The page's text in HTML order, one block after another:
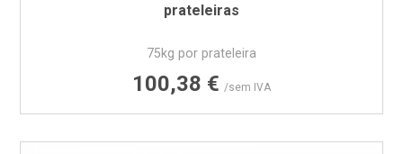
prateleiras
75kg por prateleira
Preço
100,38 € /sem IVA